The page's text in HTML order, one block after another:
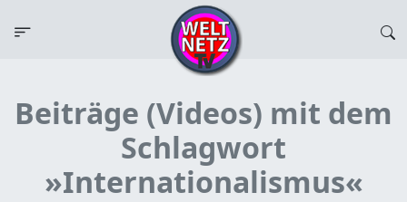
Beiträge (Videos) mit dem
Schlagwort
»Internationalismus«